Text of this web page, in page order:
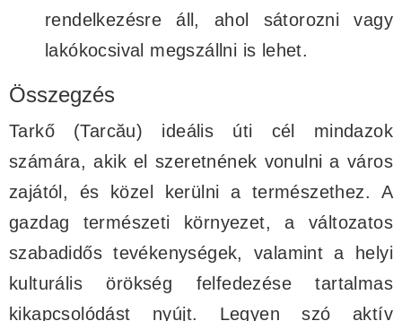
rendelkezésre áll, ahol sátorozni vagy
lakókocsival megszállni is lehet.
Összegzés
Tarkő (Tarcău) ideális úti cél mindazok
számára, akik el szeretnének vonulni a város
zajától, és közel kerülni a természethez. A
gazdag természeti környezet, a változatos
szabadidős tevékenységek, valamint a helyi
kulturális örökség felfedezése tartalmas
kikapcsolódást nyújt. Legyen szó aktív